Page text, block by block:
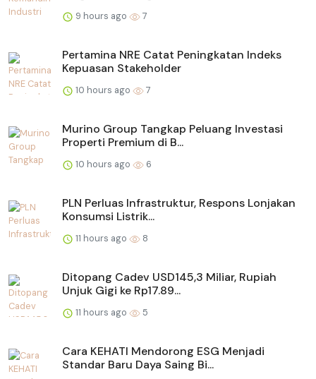
9 hours ago 7
Pertamina NRE Catat Peningkatan Indeks
Kepuasan Stakeholder
10 hours ago 7
Murino Group Tangkap Peluang Investasi
Properti Premium di B...
10 hours ago 6
PLN Perluas Infrastruktur, Respons Lonjakan
Konsumsi Listrik...
11 hours ago 8
Ditopang Cadev USD145,3 Miliar, Rupiah
Unjuk Gigi ke Rp17.89...
11 hours ago 5
Cara KEHATI Mendorong ESG Menjadi
Standar Baru Daya Saing Bi...